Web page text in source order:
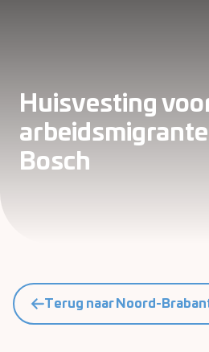
Huisvesting
Bosch
Terug naar Noord-